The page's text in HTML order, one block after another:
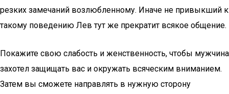
резких замечаний возлюбленному. Иначе не привыкший к
такому поведению Лев тут же прекратит всякое общение.
Покажите свою слабость и женственность, чтобы мужчина
захотел защищать вас и окружать всяческим вниманием.
Затем вы сможете направлять в нужную сторону